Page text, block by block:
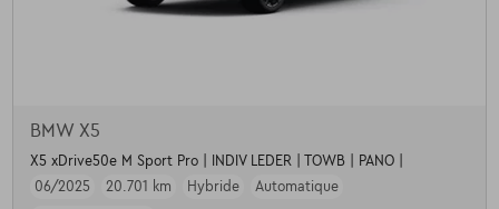
BMW X5
X5 xDrive50e M Sport Pro | INDIV LEDER | TOWB | PANO |
06/2025
20.701 km Hybride
Automatique